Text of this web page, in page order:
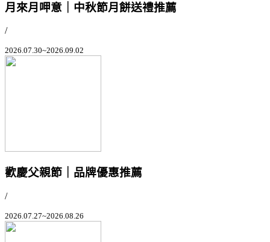
月來月呷意｜中秋節月餅送禮推薦
/
2026.07.30~2026.09.02
歡慶父親節｜品牌優惠推薦
/
2026.07.27~2026.08.26